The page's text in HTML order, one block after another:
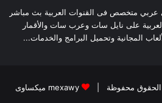
عربي متخصص فى القنوات العربية بث مباشر
على نايل سات وعرب سات والأقمار
المجانية وتحميل البرامج والخدمات...
mexawy ميكساوى